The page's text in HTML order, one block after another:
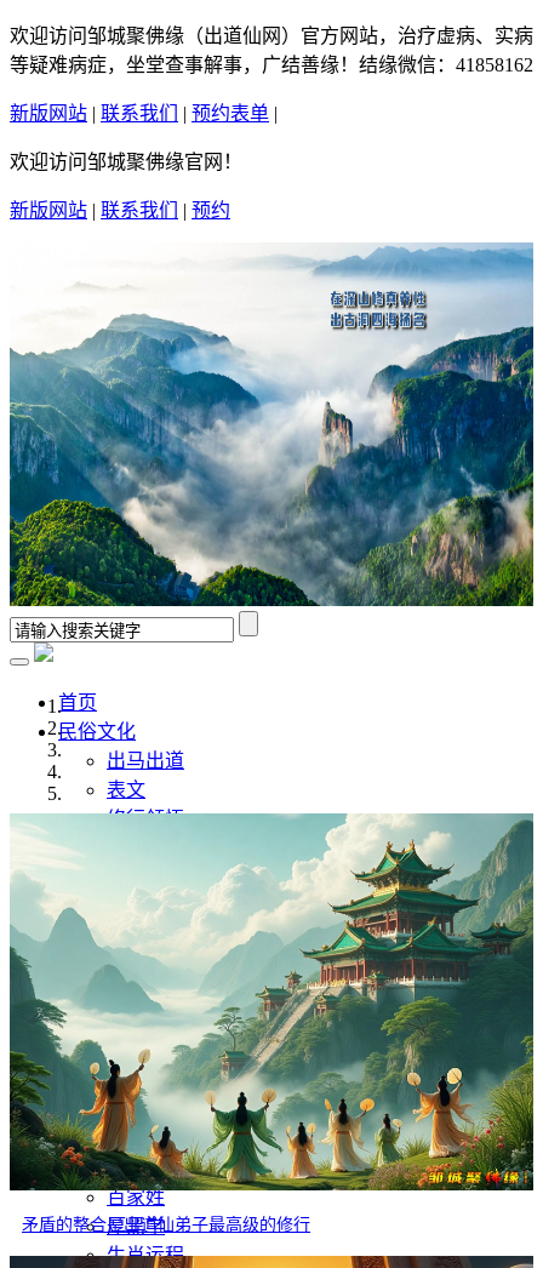
欢迎访问邹城聚佛缘（出道仙网）官方网站，治疗虚病、实病
等疑难病症，坐堂查事解事，广结善缘！结缘微信：41858162
新版网站 | 联系我们 | 预约表单 |
欢迎访问邹城聚佛缘官网！
新版网站 | 联系我们 | 预约
首页
民俗文化
出马出道
表文
修行领悟
佛道文化
佛家
道家
传统文化
传统文化
八字命理
奇门遁甲
灵异故事
文学
哲学
百家姓
厚黑学
生肖运程
矛盾的整合是出道仙弟子最高级的修行